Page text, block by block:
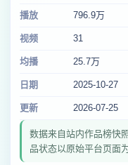
播放 796.9万
视频 31
均播 25.7万
日期 2025-10-27
更新 2026-07-25
数据来自站内作品榜快
品状态以原始平台页面为